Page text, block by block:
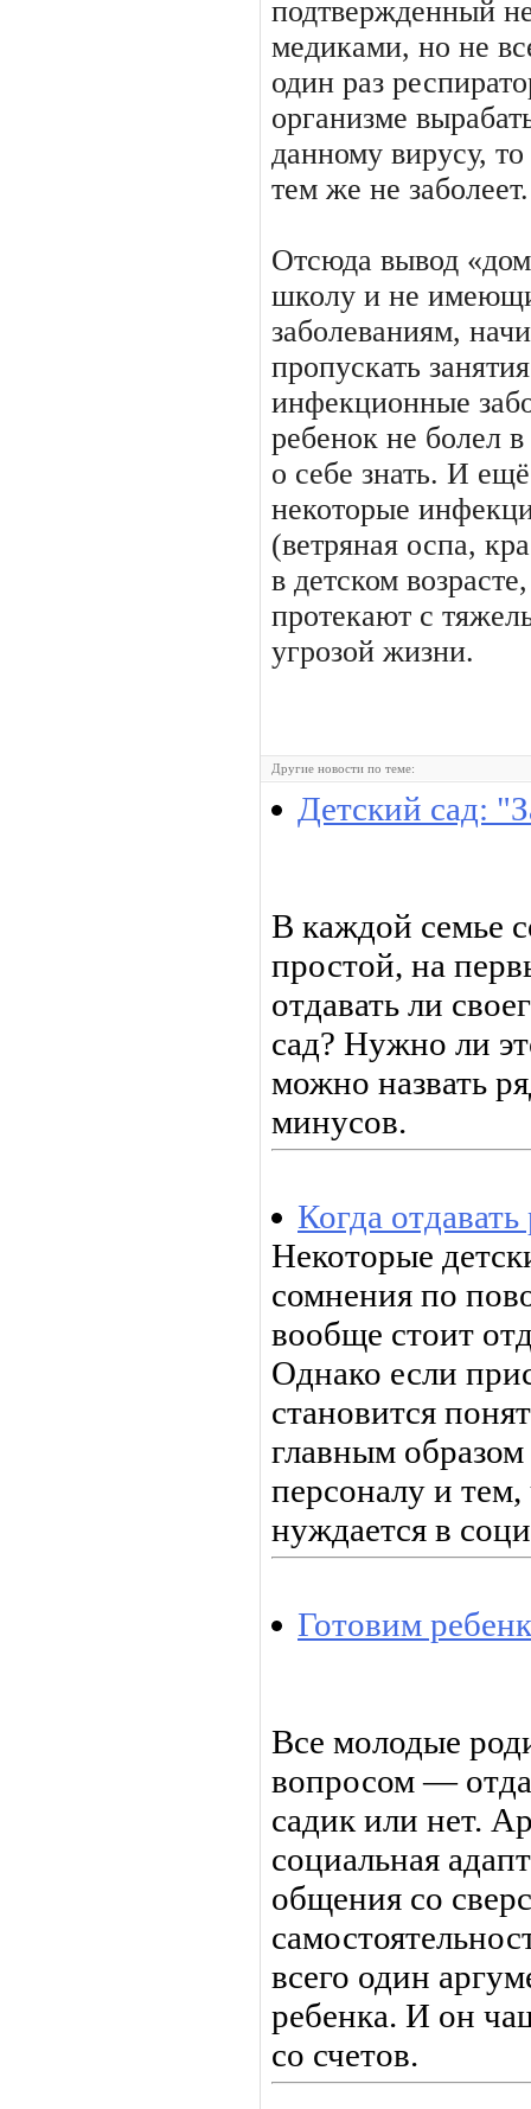
подтвержденный
медиками, но не
один раз
организме
данному вирусу,
тем же не заболеет.
Отсюда вывод
школу и не
заболеваниям,
пропускать
инфекционные
ребенок не болел в
о себе знать. И
некоторые
(ветряная оспа,
в детском
протекают с
угрозой жизни.
Другие новости по теме:
Детский сад:
В каждой семье
простой, на
отдавать ли
сад? Нужно ли
можно назвать
минусов.
Когда
Некоторые
сомнения по
вообще стоит
Однако если
становится
главным
персоналу и
нуждается в
Готовим
Все молодые
вопросом —
садик или нет.
социальная
общения со
всего один
ребенка. И он
со счетов.